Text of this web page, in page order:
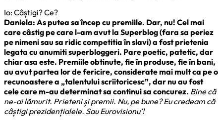
Io: Câștigi? Ce?
Daniela: As putea sa încep cu premiile. Dar, nu! Cel mai
care câstig pe care l-am avut la Superblog (fara sa periez
pe nimeni sau sa ridic competitia în slavi) a fost prietenia
legata cu anumiti superbloggeri. Pare poetic, patetic, dar
chiar asa este. Premiile obtinute, fie în produse, fie în bani,
au avut partea lor de fericire, considerate mai mult ca pe o
recunoastere a „talentului scriitoricesc”, dar nu au fost
cele care m-au determinat sa continui sa concurez. Bine că
ne-ai lămurit. Prieteni și premii. Nu, pe bune? Eu credeam că
câștigi prezidențialele. Sau Eurovisionu’!